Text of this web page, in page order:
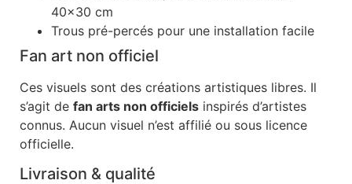
40×30 cm
Trous pré-percés pour une installation facile
Fan art non officiel
Ces visuels sont des créations artistiques libres. Il
s’agit de fan arts non officiels inspirés d’artistes
connus. Aucun visuel n’est affilié ou sous licence
officielle.
Livraison & qualité